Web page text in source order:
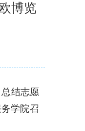
博览
结志愿
务学院召